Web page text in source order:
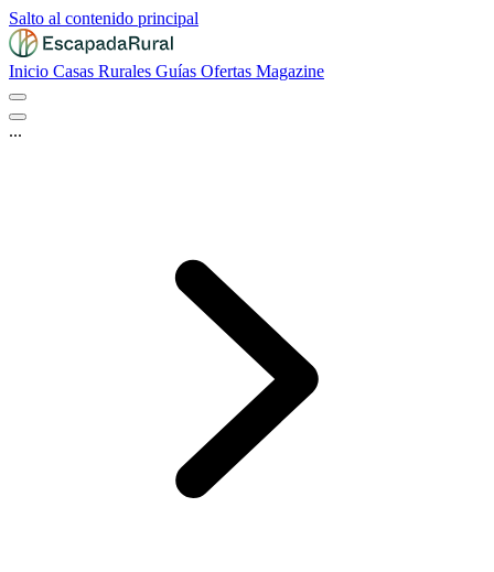
Salto al contenido principal
Inicio Casas Rurales Guías Ofertas Magazine
...